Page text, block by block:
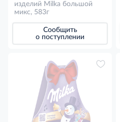
изделий Milka большой
микс, 583г
Сообщить
о поступлении